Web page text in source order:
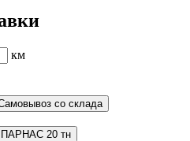
км
со склада
ПАРНАС 20 тн